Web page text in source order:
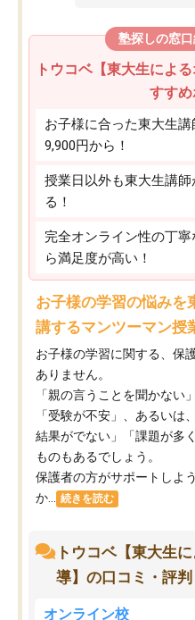
塾探しの窓
トウコベ【東大生によ
すすめ
お子様に合った東大生
9,900円から！
授業日以外も東大生講
る！
完全オンライン性の丁
ら満足度が高い！
お子様の学習の悩みを
講するマンツーマン授
お子様の学習に関する、保
ありません。
「親の言うことを聞かない
「受験が不安」、あるいは
結果がでない」「課題が多
ものもあるでしょう。
保護者の方がサポートしよ
か...
続きを読む
トウコベ【東大生
導】の口コミ・評判
オンライン校